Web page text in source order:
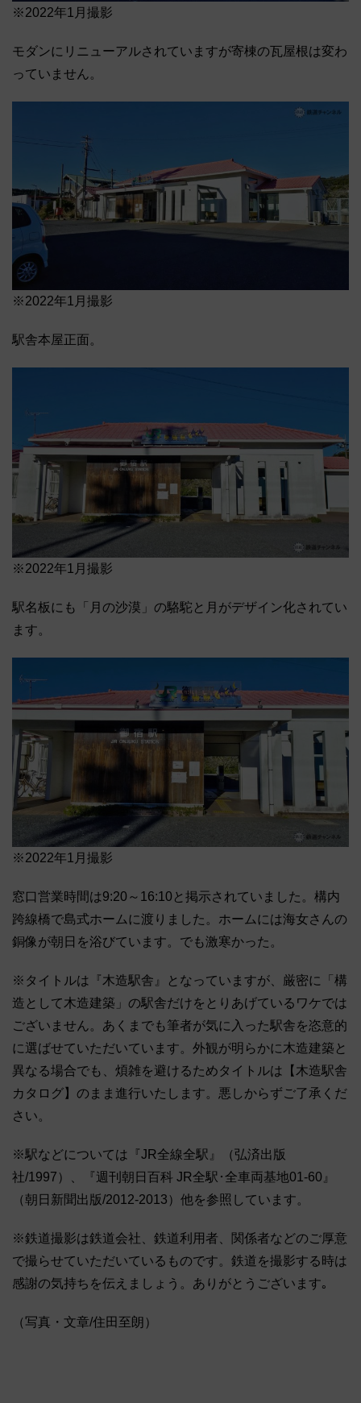
※2022年1月撮影
モダンにリニューアルされていますが寄棟の瓦屋根は変わ
っていません。
※2022年1月撮影
駅舎本屋正面。
※2022年1月撮影
駅名板にも「月の沙漠」の駱駝と月がデザイン化されてい
ます。
※2022年1月撮影
窓口営業時間は9:20～16:10と掲示されていました。構内
跨線橋で島式ホームに渡りました。ホームには海女さんの
銅像が朝日を浴びています。でも激寒かった。
※タイトルは『木造駅舎』となっていますが、厳密に「構
造として木造建築」の駅舎だけをとりあげているワケでは
ございません。あくまでも筆者が気に入った駅舎を恣意的
に選ばせていただいています。外観が明らかに木造建築と
異なる場合でも、煩雑を避けるためタイトルは【木造駅舎
カタログ】のまま進行いたします。悪しからずご了承くだ
さい。
※駅などについては『JR全線全駅』（弘済出版
社/1997）、『週刊朝日百科 JR全駅･全車両基地01-60』
（朝日新聞出版/2012-2013）他を参照しています。
※鉄道撮影は鉄道会社、鉄道利用者、関係者などのご厚意
で撮らせていただいているものです。鉄道を撮影する時は
感謝の気持ちを伝えましょう。ありがとうございます｡
（写真・文章/住田至朗）